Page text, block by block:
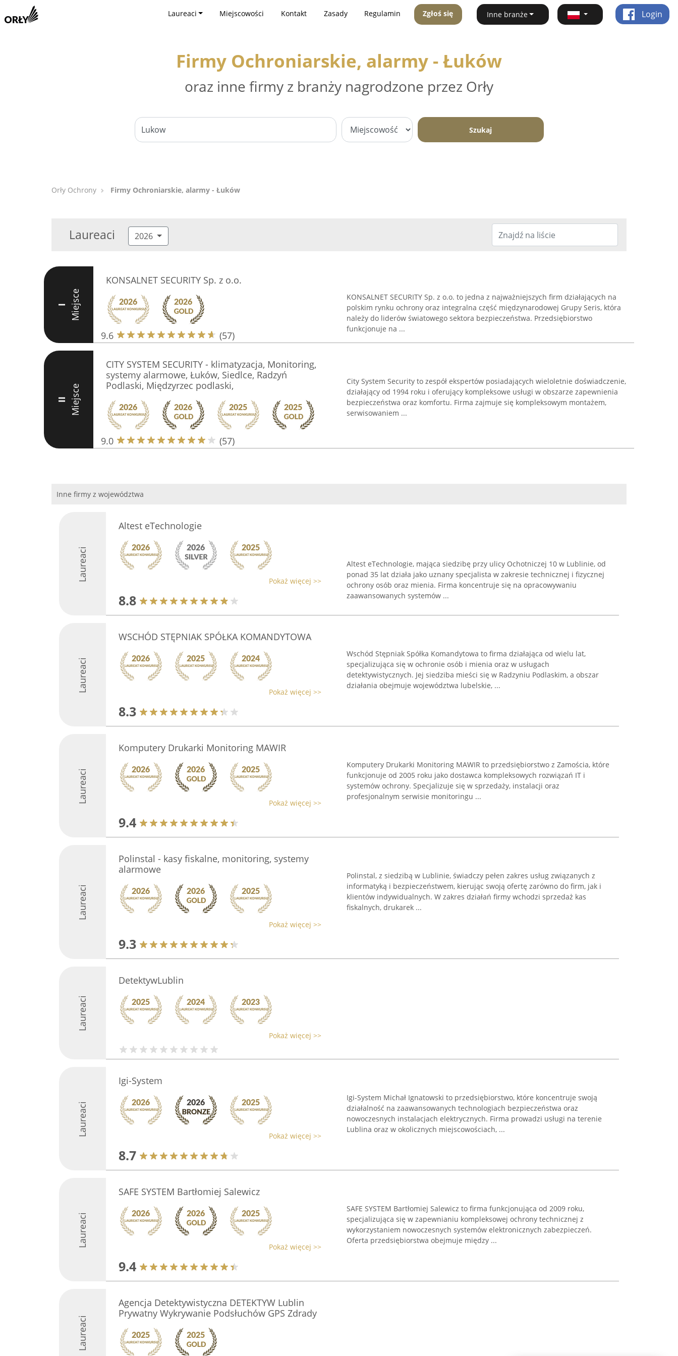
Laureaci Miejscowości Kontakt Zasady Regulamin Zgłoś się Inne branże Login
Firmy Ochroniarskie, alarmy - Łuków
oraz inne firmy z branży nagrodzone przez Orły
Szukaj
Orły Ochrony Firmy Ochroniarskie, alarmy - Łuków
Laureaci 2026
I Miejsce
KONSALNET SECURITY Sp. z o.o.
9.6 (57)
KONSALNET SECURITY Sp. z o.o. to jedna z najważniejszych firm działających na
polskim rynku ochrony oraz integralna część międzynarodowej Grupy Seris, która
należy do liderów światowego sektora bezpieczeństwa. Przedsiębiorstwo
funkcjonuje na ...
II Miejsce
CITY SYSTEM SECURITY - klimatyzacja, Monitoring,
systemy alarmowe, Łuków, Siedlce, Radzyń
Podlaski, Międzyrzec podlaski,
9.0 (57)
City System Security to zespół ekspertów posiadających wieloletnie doświadczenie,
działający od 1994 roku i oferujący kompleksowe usługi w obszarze zapewnienia
bezpieczeństwa oraz komfortu. Firma zajmuje się kompleksowym montażem,
serwisowaniem ...
Inne firmy z województwa
Laureaci
Altest eTechnologie
Pokaż więcej >>
8.8
Altest eTechnologie, mająca siedzibę przy ulicy Ochotniczej 10 w Lublinie, od
ponad 35 lat działa jako uznany specjalista w zakresie technicznej i fizycznej
ochrony osób oraz mienia. Firma koncentruje się na opracowywaniu
zaawansowanych systemów ...
Laureaci
WSCHÓD STĘPNIAK SPÓŁKA KOMANDYTOWA
Pokaż więcej >>
8.3
Wschód Stępniak Spółka Komandytowa to firma działająca od wielu lat,
specjalizująca się w ochronie osób i mienia oraz w usługach
detektywistycznych. Jej siedziba mieści się w Radzyniu Podlaskim, a obszar
działania obejmuje województwa lubelskie, ...
Laureaci
Komputery Drukarki Monitoring MAWIR
Pokaż więcej >>
9.4
Komputery Drukarki Monitoring MAWIR to przedsiębiorstwo z Zamościa, które
funkcjonuje od 2005 roku jako dostawca kompleksowych rozwiązań IT i
systemów ochrony. Specjalizuje się w sprzedaży, instalacji oraz
profesjonalnym serwisie monitoringu ...
Laureaci
Polinstal - kasy fiskalne, monitoring, systemy
alarmowe
Pokaż więcej >>
9.3
Polinstal, z siedzibą w Lublinie, świadczy pełen zakres usług związanych z
informatyką i bezpieczeństwem, kierując swoją ofertę zarówno do firm, jak i
klientów indywidualnych. W zakres działań firmy wchodzi sprzedaż kas
fiskalnych, drukarek ...
Laureaci
DetektywLublin
Pokaż więcej >>
Laureaci
Igi-System
Pokaż więcej >>
8.7
Igi-System Michał Ignatowski to przedsiębiorstwo, które koncentruje swoją
działalność na zaawansowanych technologiach bezpieczeństwa oraz
nowoczesnych instalacjach elektrycznych. Firma prowadzi usługi na terenie
Lublina oraz w okolicznych miejscowościach, ...
Laureaci
SAFE SYSTEM Bartłomiej Salewicz
Pokaż więcej >>
9.4
SAFE SYSTEM Bartłomiej Salewicz to firma funkcjonująca od 2009 roku,
specjalizująca się w zapewnianiu kompleksowej ochrony technicznej z
wykorzystaniem nowoczesnych systemów elektronicznych zabezpieczeń.
Oferta przedsiębiorstwa obejmuje między ...
Laureaci
Agencja Detektywistyczna DETEKTYW Lublin
Prywatny Wykrywanie Podsłuchów GPS Zdrady